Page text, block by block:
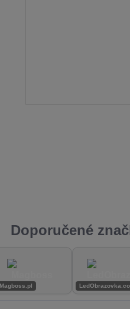
Doporučené
Magboss.pl